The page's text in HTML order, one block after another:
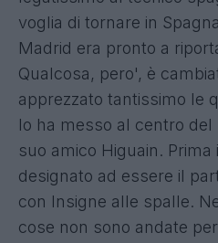
voglia di tornare in
Madrid era pronto a
Qualcosa, pero', è
apprezzato tantissimo le
lo ha messo al centro del
suo amico Higuain. Prima
designato ad essere il
con Insigne alle spalle.
cose non sono andate